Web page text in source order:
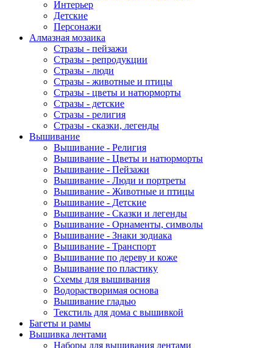
Интерьер
Детские
Персонажи
Алмазная мозаика
Стразы - пейзажи
Стразы - репродукции
Стразы - люди
Стразы - животные и птицы
Стразы - цветы и натюрморты
Стразы - детские
Стразы - религия
Стразы - сказки, легенды
Вышивание
Вышивание - Религия
Вышивание - Цветы и натюрморты
Вышивание - Пейзажи
Вышивание - Люди и портреты
Вышивание - Животные и птицы
Вышивание - Детские
Вышивание - Сказки и легенды
Вышивание - Орнаменты, символы
Вышивание - Знаки зодиака
Вышивание - Транспорт
Вышивание по дереву и коже
Вышивание по пластику
Схемы для вышивания
Водорастворимая основа
Вышивание гладью
Текстиль для дома с вышивкой
Багеты и рамы
Вышивка лентами
Наборы для вышивания лентами